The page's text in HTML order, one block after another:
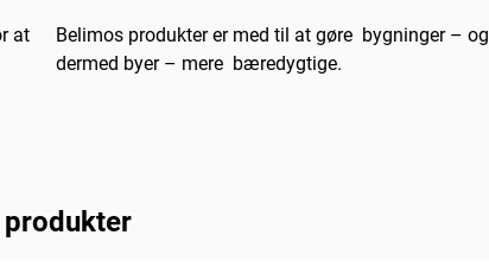
at
Belimos produkter er med til at gøre bygninger – og
dermed byer – mere bæredygtige.